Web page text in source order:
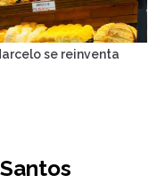
se reinventa